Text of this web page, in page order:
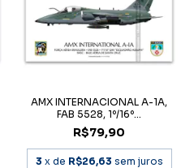
AMX INTERNACIONAL A-1A,
FAB 5528, 1º/16º...
R$79,90
3 x de R$26,63 sem juros